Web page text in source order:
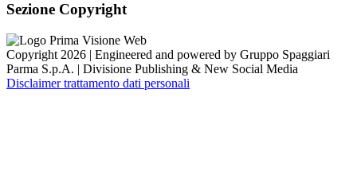
Sezione Copyright
Copyright 2026 | Engineered and powered by Gruppo Spaggiari
Parma S.p.A. | Divisione Publishing & New Social Media
Disclaimer trattamento dati personali